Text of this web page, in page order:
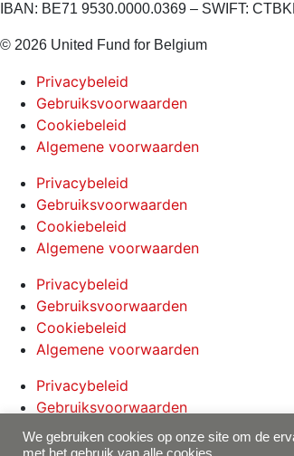
IBAN: BE71 9530.0000.0369 – SWIFT:
© 2026 United Fund for Belgium
Privacybeleid
Gebruiksvoorwaarden
Cookiebeleid
Algemene voorwaarden
Privacybeleid
Gebruiksvoorwaarden
Cookiebeleid
Algemene voorwaarden
Privacybeleid
Gebruiksvoorwaarden
Cookiebeleid
Algemene voorwaarden
Privacybeleid
Gebruiksvoorwaarden
Cookiebeleid
Algemene voorwaarden
We gebruiken cookies op onze site om de
met het gebruik van alle cookies.